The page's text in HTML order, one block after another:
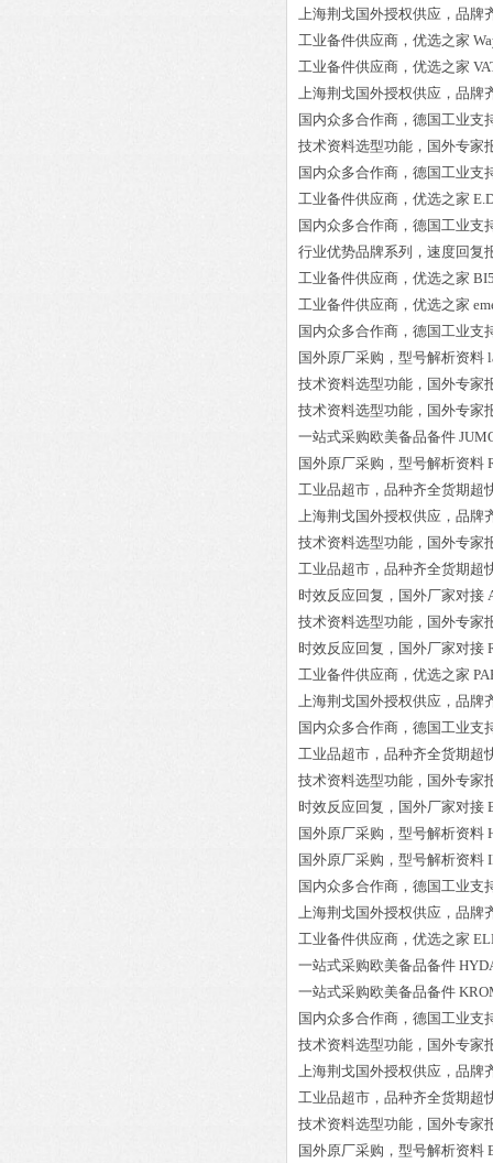
上海荆戈国外授权供应，品牌
工业备件供应商，优选之家
工业备件供应商，优选之家
上海荆戈国外授权供应，品牌
国内众多合作商，德国工业支
技术资料选型功能，国外专家
国内众多合作商，德国工业支
工业备件供应商，优选之家
国内众多合作商，德国工业支
行业优势品牌系列，速度回复
工业备件供应商，优选之家
工业备件供应商，优选之家
国内众多合作商，德国工业支
国外原厂采购，型号解析资料
技术资料选型功能，国外专家
技术资料选型功能，国外专家
一站式采购欧美备品备件
国外原厂采购，型号解析资料
工业品超市，品种齐全货期超
上海荆戈国外授权供应，品牌
技术资料选型功能，国外专家
工业品超市，品种齐全货期超
时效反应回复，国外厂家对接
技术资料选型功能，国外专家
时效反应回复，国外厂家对接
工业备件供应商，优选之家
上海荆戈国外授权供应，品牌
国内众多合作商，德国工业支
工业品超市，品种齐全货期超
技术资料选型功能，国外专家
时效反应回复，国外厂家对接
国外原厂采购，型号解析资料
国外原厂采购，型号解析资料
国内众多合作商，德国工业支
上海荆戈国外授权供应，品牌
工业备件供应商，优选之家
一站式采购欧美备品备件
一站式采购欧美备品备件
国内众多合作商，德国工业支
技术资料选型功能，国外专家
上海荆戈国外授权供应，品牌
工业品超市，品种齐全货期超
技术资料选型功能，国外专家
国外原厂采购，型号解析资料